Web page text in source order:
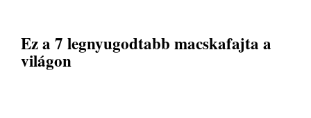
Ez a 7 legnyugodtabb macskafajta a
világon